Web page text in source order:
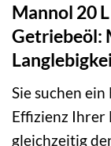
Mannol 20
Getriebeöl:
Sie suchen
Effizienz Ihrer
gleichzeitig